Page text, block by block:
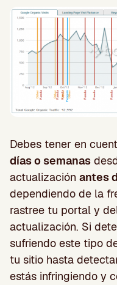
Debes tener en
días o semanas
actualización antes
dependiendo de la
rastree tu portal y
actualización. Si
sufriendo este tipo
tu sitio hasta
estás infringiendo y